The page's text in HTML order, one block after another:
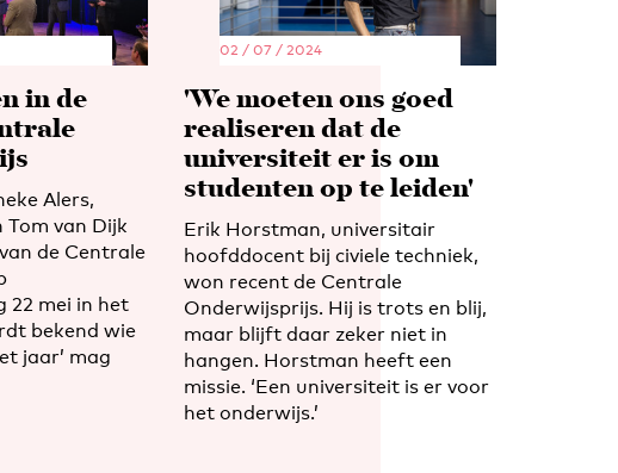
in de
Alers,
Tom van Dijk
de Centrale
22 mei in het
bekend wie
jaar’ mag
02 / 07 / 2024
'We moeten ons goed
realiseren dat de
universiteit er is om
studenten op te leiden'
Erik Horstman, universitair
hoofddocent bij civiele techniek,
won recent de Centrale
Onderwijsprijs. Hij is trots en blij,
maar blijft daar zeker niet in
hangen. Horstman heeft een
missie. ‘Een universiteit is er voor
het onderwijs.’